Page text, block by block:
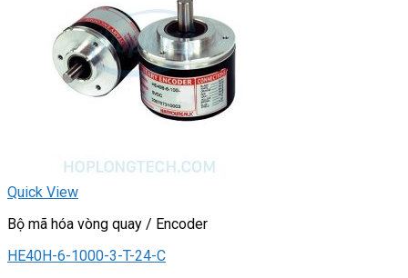
Quick View
Bộ mã hóa vòng quay / Encoder
HE40H-6-1000-3-T-24-C